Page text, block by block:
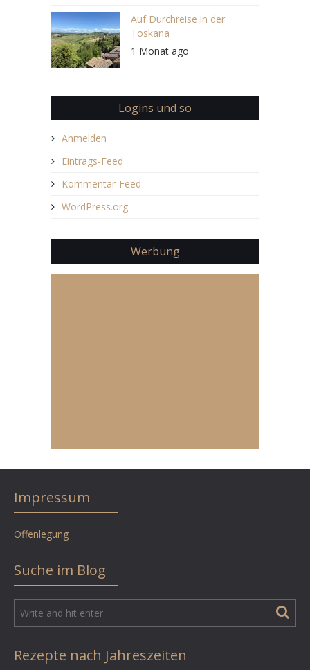
Auf Durchreise in der
Toskana
1 Monat ago
Logins und so
Anmelden
Eintrags-Feed
Kommentar-Feed
WordPress.org
Werbung
Impressum
Offenlegung
Suche im Blog
Rezepte nach Jahreszeiten